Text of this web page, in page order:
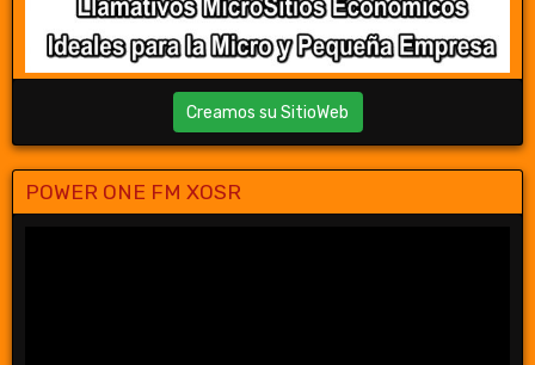
Creamos su SitioWeb
POWER ONE FM XOSR